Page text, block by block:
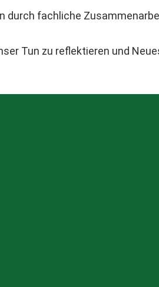
durch fachliche
Tun zu reflektieren und